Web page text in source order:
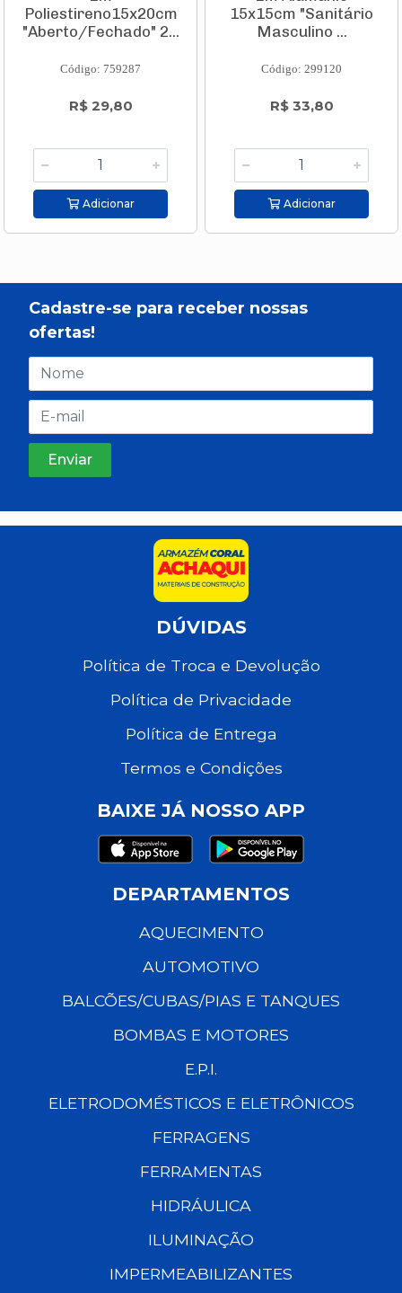
Poliestireno15x20cm
"Aberto/Fechado" 2...
Código: 759287
R$ 29,80
Adicionar
15x15cm "Sanitário
Masculino ...
Código: 299120
R$ 33,80
Adicionar
Cadastre-se para receber nossas
ofertas!
DÚVIDAS
Política de Troca e Devolução
Política de Privacidade
Política de Entrega
Termos e Condições
BAIXE JÁ NOSSO APP
DEPARTAMENTOS
AQUECIMENTO
AUTOMOTIVO
BALCÕES/CUBAS/PIAS E TANQUES
BOMBAS E MOTORES
E.P.I.
ELETRODOMÉSTICOS E ELETRÔNICOS
FERRAGENS
FERRAMENTAS
HIDRÁULICA
ILUMINAÇÃO
IMPERMEABILIZANTES